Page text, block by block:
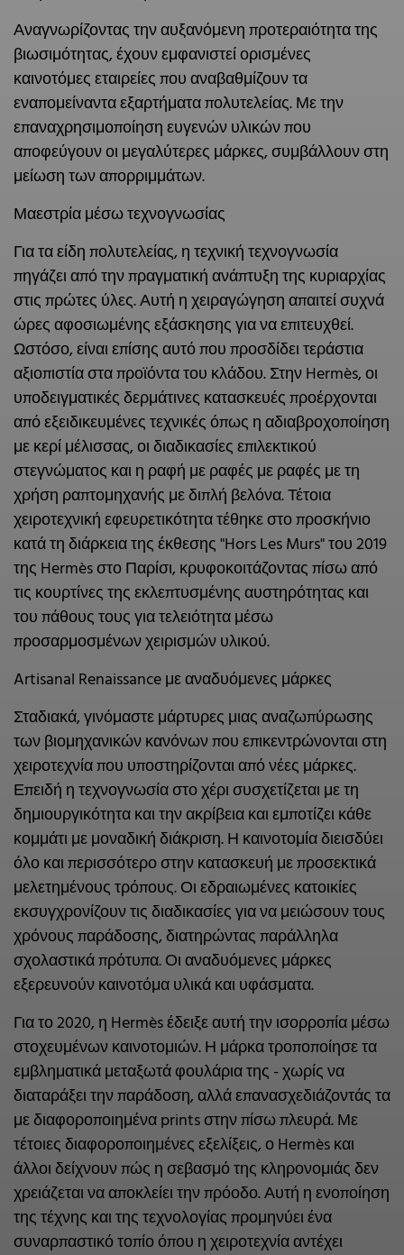
Αναγνωρίζοντας την αυξανόμενη προτεραιότητα της
βιωσιμότητας, έχουν εμφανιστεί ορισμένες
καινοτόμες εταιρείες που αναβαθμίζουν τα
εναπομείναντα εξαρτήματα πολυτελείας. Με την
επαναχρησιμοποίηση ευγενών υλικών που
αποφεύγουν οι μεγαλύτερες μάρκες, συμβάλλουν στη
μείωση των απορριμμάτων.
Μαεστρία μέσω τεχνογνωσίας
Για τα είδη πολυτελείας, η τεχνική τεχνογνωσία
πηγάζει από την πραγματική ανάπτυξη της κυριαρχίας
στις πρώτες ύλες. Αυτή η χειραγώγηση απαιτεί συχνά
ώρες αφοσιωμένης εξάσκησης για να επιτευχθεί.
Ωστόσο, είναι επίσης αυτό που προσδίδει τεράστια
αξιοπιστία στα προϊόντα του κλάδου. Στην Hermès, οι
υποδειγματικές δερμάτινες κατασκευές προέρχονται
από εξειδικευμένες τεχνικές όπως η αδιαβροχοποίηση
με κερί μέλισσας, οι διαδικασίες επιλεκτικού
στεγνώματος και η ραφή με ραφές με ραφές με τη
χρήση ραπτομηχανής με διπλή βελόνα. Τέτοια
χειροτεχνική εφευρετικότητα τέθηκε στο προσκήνιο
κατά τη διάρκεια της έκθεσης "Hors Les Murs" του 2019
της Hermès στο Παρίσι, κρυφοκοιτάζοντας πίσω από
τις κουρτίνες της εκλεπτυσμένης αυστηρότητας και
του πάθους τους για τελειότητα μέσω
προσαρμοσμένων χειρισμών υλικού.
Artisanal Renaissance με αναδυόμενες μάρκες
Σταδιακά, γινόμαστε μάρτυρες μιας αναζωπύρωσης
των βιομηχανικών κανόνων που επικεντρώνονται στη
χειροτεχνία που υποστηρίζονται από νέες μάρκες.
Επειδή η τεχνογνωσία στο χέρι συσχετίζεται με τη
δημιουργικότητα και την ακρίβεια και εμποτίζει κάθε
κομμάτι με μοναδική διάκριση. Η καινοτομία διεισδύει
όλο και περισσότερο στην κατασκευή με προσεκτικά
μελετημένους τρόπους. Οι εδραιωμένες κατοικίες
εκσυγχρονίζουν τις διαδικασίες για να μειώσουν τους
χρόνους παράδοσης, διατηρώντας παράλληλα
σχολαστικά πρότυπα. Οι αναδυόμενες μάρκες
εξερευνούν καινοτόμα υλικά και υφάσματα.
Για το 2020, η Hermès έδειξε αυτή την ισορροπία μέσω
στοχευμένων καινοτομιών. Η μάρκα τροποποίησε τα
εμβληματικά μεταξωτά φουλάρια της - χωρίς να
διαταράξει την παράδοση, αλλά επανασχεδιάζοντάς τα
με διαφοροποιημένα prints στην πίσω πλευρά. Με
τέτοιες διαφοροποιημένες εξελίξεις, ο Hermès και
άλλοι δείχνουν πώς η σεβασμό της κληρονομιάς δεν
χρειάζεται να αποκλείει την πρόοδο. Αυτή η ενοποίηση
της τέχνης και της τεχνολογίας προμηνύει ένα
συναρπαστικό τοπίο όπου η χειροτεχνία αντέχει